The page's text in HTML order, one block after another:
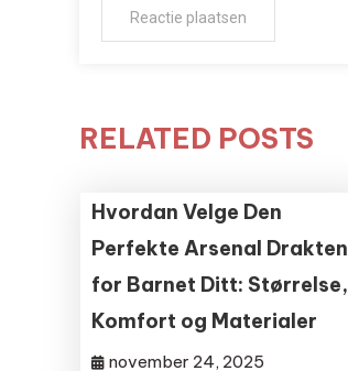
RELATED POSTS
Hvordan Velge Den
Perfekte Arsenal Drakten
for Barnet Ditt: Størrelse,
Komfort og Materialer
november 24, 2025